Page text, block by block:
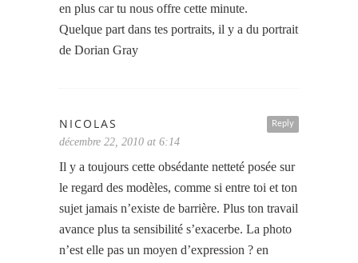
en plus car tu nous offre cette minute.
Quelque part dans tes portraits, il y a du portrait
de Dorian Gray
Reply
NICOLAS
décembre 22, 2010 at 6:14
Il y a toujours cette obsédante netteté posée sur
le regard des modèles, comme si entre toi et ton
sujet jamais n’existe de barrière. Plus ton travail
avance plus ta sensibilité s’exacerbe. La photo
n’est elle pas un moyen d’expression ? en